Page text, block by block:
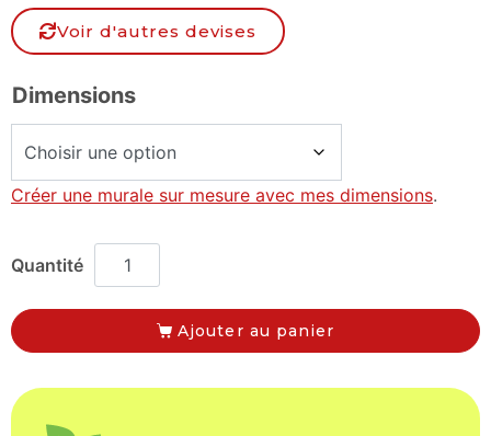
Voir d'autres devises
Dimensions
Créer une murale sur mesure avec mes dimensions.
Ajouter au panier